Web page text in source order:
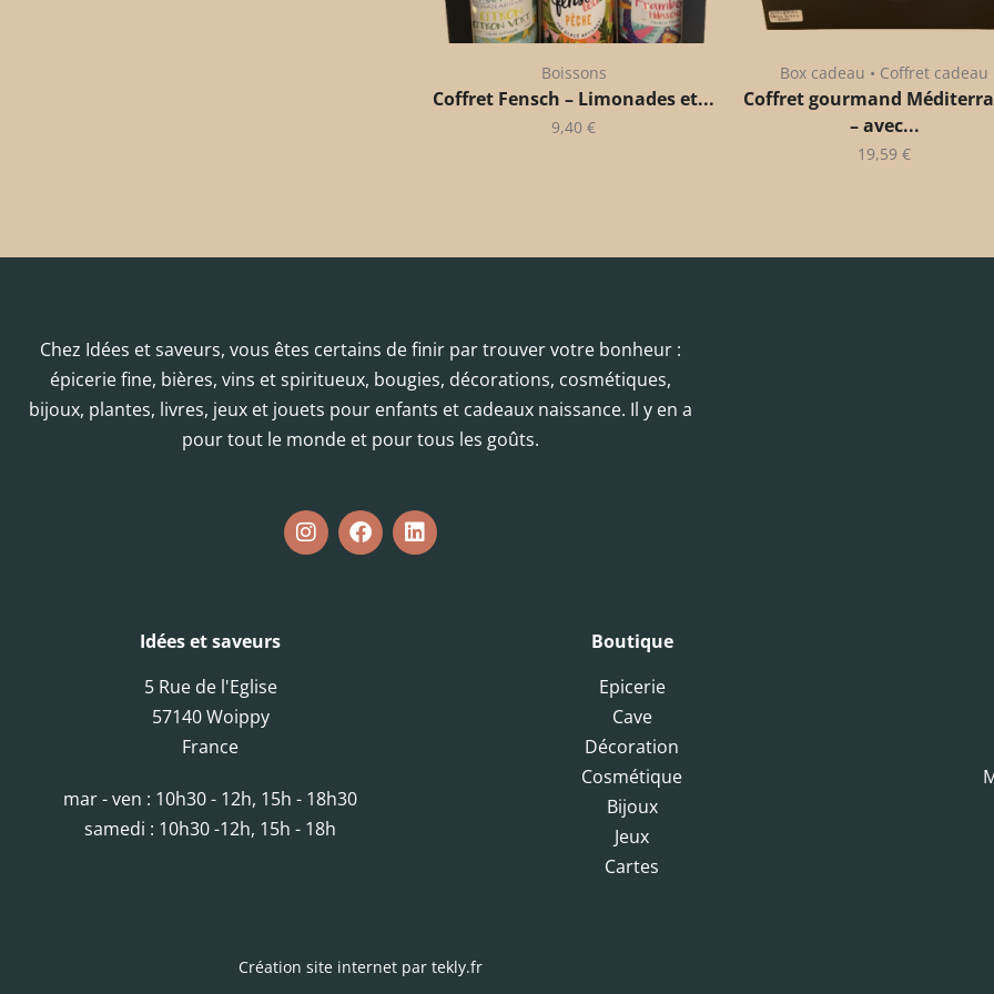
Boissons
Coffret Fensch – Limonades et...
9,40 €
Box cadeau • Coffret cadeau
Coffret gourmand
– avec...
19,59 €
Chez Idées et saveurs, vous êtes certains de finir par trouver votre bonheur :
épicerie fine, bières, vins et spiritueux, bougies, décorations, cosmétiques,
bijoux, plantes, livres, jeux et jouets pour enfants et cadeaux naissance. Il y en a
pour tout le monde et pour tous les goûts.
Idées et saveurs
5 Rue de l'Eglise
57140 Woippy
France
mar - ven : 10h30 - 12h, 15h - 18h30
samedi : 10h30 -12h, 15h - 18h
Boutique
Epicerie
Cave
Décoration
Cosmétique
Bijoux
Jeux
Cartes
Création site internet par tekly.fr